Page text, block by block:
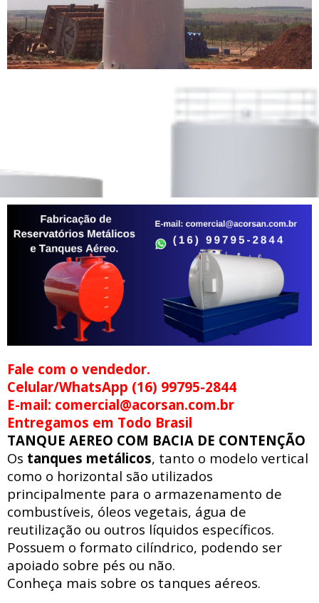
Fale com o vendedor.
Celular/WhatsApp (16) 99795-2844
E-mail: comercial@acorsan.com.br
Entregamos em Todo Brasil
TANQUE AEREO COM BACIA DE CONTENÇÃO
Os tanques metálicos, tanto o modelo vertical
como o horizontal são utilizados
principalmente para o armazenamento de
combustíveis, óleos vegetais, água de
reutilização ou outros líquidos específicos.
Possuem o formato cilíndrico, podendo ser
apoiado sobre pés ou não.
Conheça mais sobre os tanques aéreos.